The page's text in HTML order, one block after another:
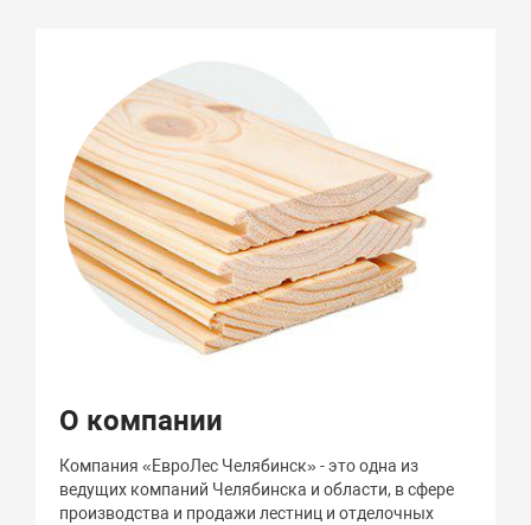
О компании
Компания «ЕвроЛес Челябинск» - это одна из
ведущих компаний Челябинска и области, в сфере
производства и продажи лестниц и отделочных